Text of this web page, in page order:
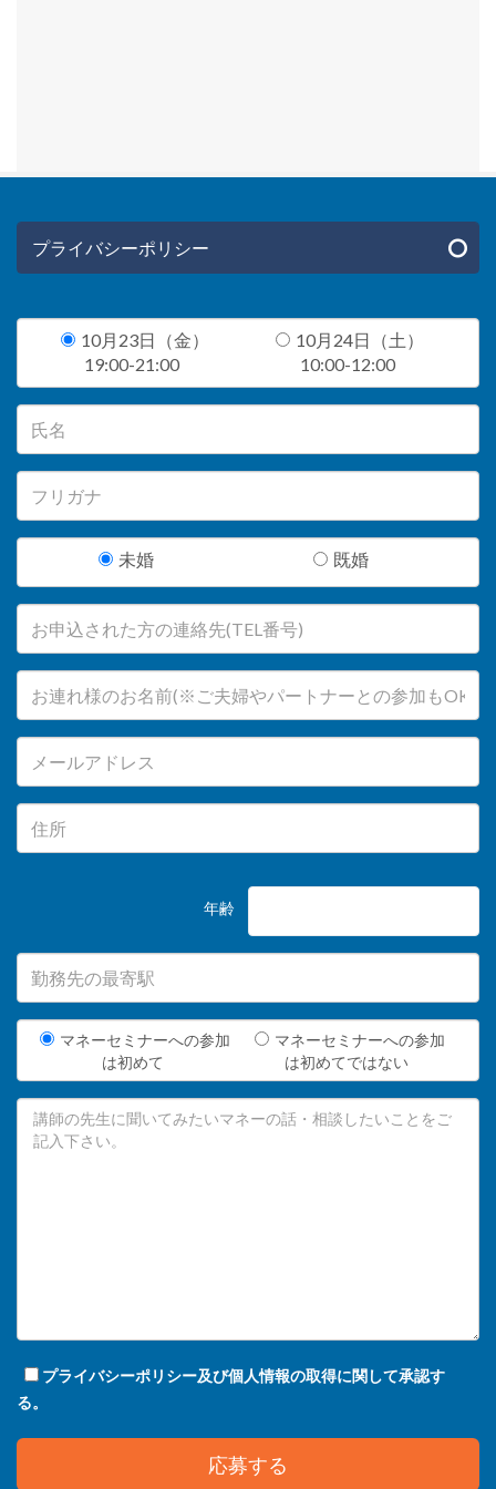
プライバシーポリシー
10月23日（金）
19:00-21:00
10月24日（土）
10:00-12:00
未婚 既婚
年齢
マネーセミナーへの参加
は初めて
マネーセミナーへの参加
は初めてではない
プライバシーポリシー及び個人情報の取得に関して承認す
る。